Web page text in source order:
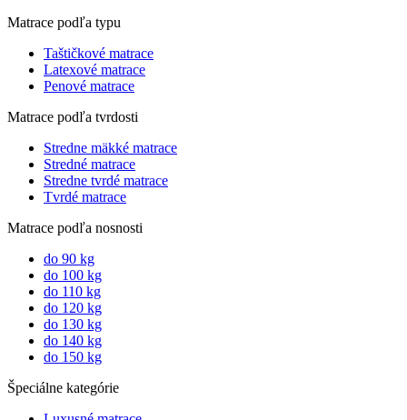
Matrace podľa typu
Taštičkové matrace
Latexové matrace
Penové matrace
Matrace podľa tvrdosti
Stredne mäkké matrace
Stredné matrace
Stredne tvrdé matrace
Tvrdé matrace
Matrace podľa nosnosti
do 90 kg
do 100 kg
do 110 kg
do 120 kg
do 130 kg
do 140 kg
do 150 kg
Špeciálne kategórie